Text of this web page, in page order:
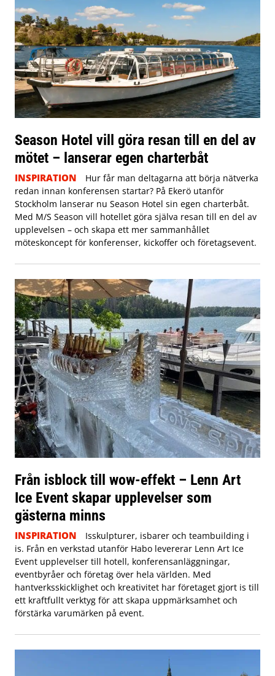
Season Hotel vill göra resan till en del av
mötet – lanserar egen charterbåt
INSPIRATION
Hur får man deltagarna att börja nätverka
redan innan konferensen startar? På Ekerö utanför
Stockholm lanserar nu Season Hotel sin egen charterbåt.
Med M/S Season vill hotellet göra själva resan till en del av
upplevelsen – och skapa ett mer sammanhållet
möteskoncept för konferenser, kickoffer och företagsevent.
Från isblock till wow-effekt – Lenn Art
Ice Event skapar upplevelser som
gästerna minns
INSPIRATION
Isskulpturer, isbarer och teambuilding i
is. Från en verkstad utanför Habo levererar Lenn Art Ice
Event upplevelser till hotell, konferensanläggningar,
eventbyråer och företag över hela världen. Med
hantverksskicklighet och kreativitet har företaget gjort is till
ett kraftfullt verktyg för att skapa uppmärksamhet och
förstärka varumärken på event.